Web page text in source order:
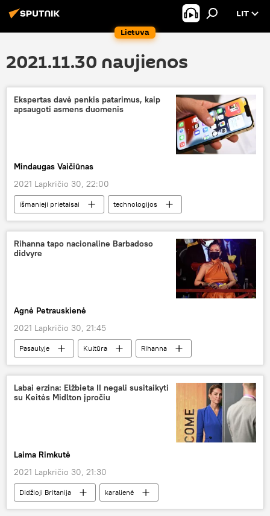
Lietuva
LIT
2021.11.30 naujienos
Ekspertas davė penkis patarimus, kaip
apsaugoti asmens duomenis
Mindaugas Vaičiūnas
2021 Lapkričio 30, 22:00
išmanieji prietaisai
technologijos
kompiuteris
Rihanna tapo nacionaline Barbadoso
didvyre
Agnė Petrauskienė
2021 Lapkričio 30, 21:45
Pasaulyje Kultūra Rihanna
Labai erzina: Elžbieta II negali susitaikyti
su Keitės Midlton įpročiu
Laima Rimkutė
2021 Lapkričio 30, 21:30
Didžioji Britanija
karalienė
karališkoji šeima
Keitė Midlton